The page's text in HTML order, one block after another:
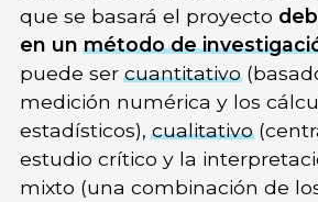
que se basará el proyecto
en unmétodo de
puede sercuantitativo
medición numérica y los
estadísticos),cualitativo
estudio crítico y la
mixto (una combinación de